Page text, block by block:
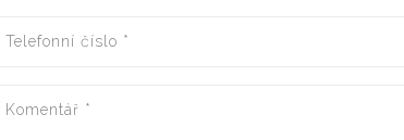
Telefonní číslo *
Komentář *